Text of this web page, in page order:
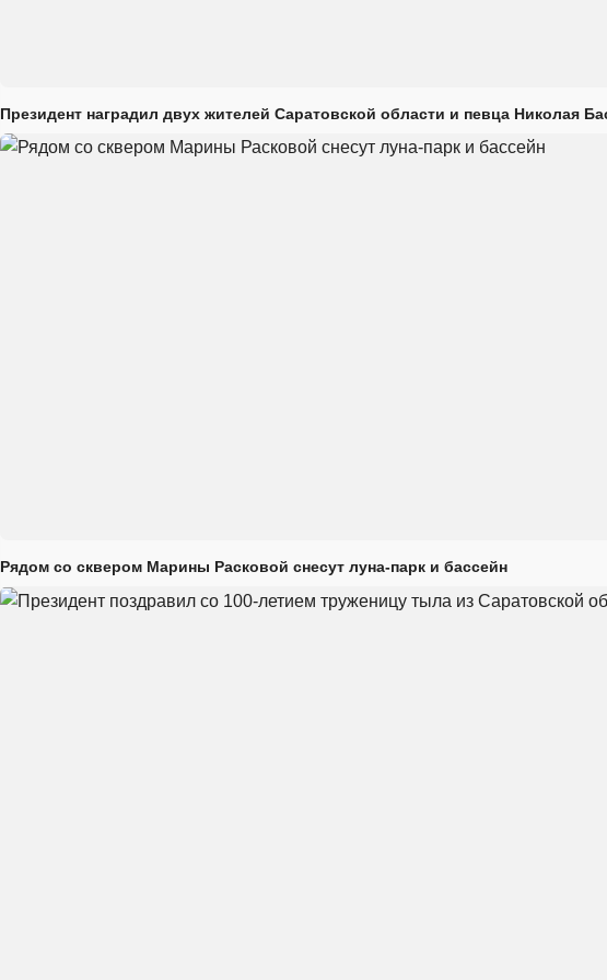
Президент наградил двух жителей Саратовской области и певца Николая
Рядом со сквером Марины Расковой снесут луна-парк и бассейн